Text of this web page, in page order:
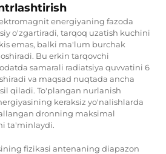
energiyaning fazoda
o'zgartiradi, tarqoq uzatish kuchini
emas, balki ma'lum burchak
Bu erkin tarqovchi
samarali radiatsiya quvvatini 6
va maqsad nuqtada ancha
qiladi. To'plangan nurlanish
keraksiz yo'nalishlarda
dronning maksimal
ta'minlaydi.
fizikasi antenaning diapazon